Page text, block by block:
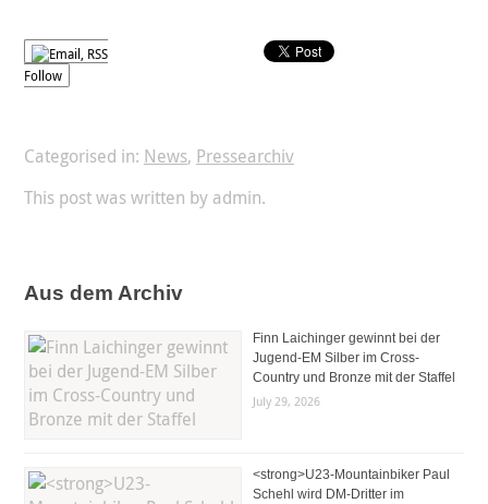
Follow
Categorised in: News, Pressearchiv
This post was written by admin.
Aus dem Archiv
Finn Laichinger gewinnt bei der
Jugend-EM Silber im Cross-
Country und Bronze mit der Staffel
July 29, 2026
<strong>U23-Mountainbiker Paul
Schehl wird DM-Dritter im